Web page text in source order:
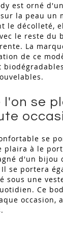
est orné
la peau un
le décolleté,
le reste du
La
de ce
l'on se
se
plaira à le
d'un bijou
se portera
sous une
Ce
occasion,